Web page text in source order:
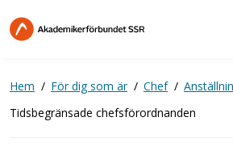
till
Hem För dig som är Chef
Tidsbegränsade chefsförordnanden